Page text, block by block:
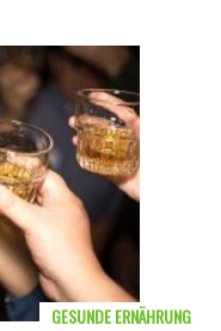
GESUNDE ERNÄHRUNG